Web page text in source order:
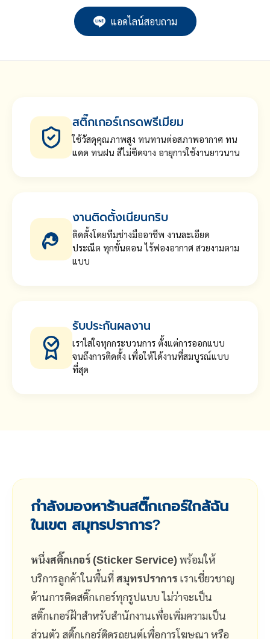
แอดไลน์สอบถาม
สติ๊กเกอร์เกรดพรีเมียม
ใช้วัสดุคุณภาพสูง ทนทานต่อสภาพอากาศ ทน
แดด ทนฝน สีไม่ซีดจาง อายุการใช้งานยาวนาน
งานติดตั้งเนียนกริบ
ติดตั้งโดยทีมช่างมืออาชีพ งานละเอียด
ประณีต ทุกขั้นตอน ไร้ฟองอากาศ สวยงามตาม
แบบ
รับประกันผลงาน
เราใส่ใจทุกกระบวนการ ตั้งแต่การออกแบบ
จนถึงการติดตั้ง เพื่อให้ได้งานที่สมบูรณ์แบบ
ที่สุด
กำลังมองหาร้านสติ๊กเกอร์ใกล้ฉัน
ในเขต สมุทรปราการ?
หนึ่งสติ๊กเกอร์ (Sticker Service) พร้อมให้
บริการลูกค้าในพื้นที่สมุทรปราการ เราเชี่ยวชาญ
ด้านการติดสติ๊กเกอร์ทุกรูปแบบ ไม่ว่าจะเป็น
สติ๊กเกอร์ฝ้าสำหรับสำนักงานเพื่อเพิ่มความเป็น
ส่วนตัว สติ๊กเกอร์ติดรถยนต์เพื่อการโฆษณา หรือ